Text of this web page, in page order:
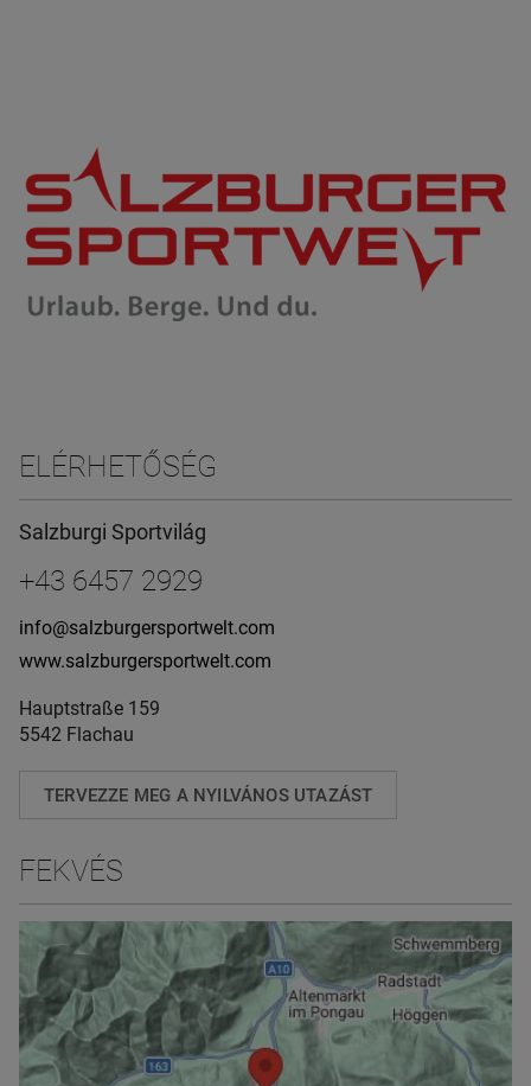
ELÉRHETŐSÉG
Salzburgi Sportvilág
+43 6457 2929
info@salzburgersportwelt.com
www.salzburgersportwelt.com
Hauptstraße 159
5542 Flachau
TERVEZZE MEG A NYILVÁNOS UTAZÁST
FEKVÉS